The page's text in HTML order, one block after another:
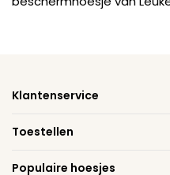
Klantenservice
Toestellen
Populaire hoesjes